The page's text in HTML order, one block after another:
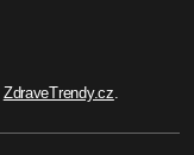
ZdraveTrendy.cz.